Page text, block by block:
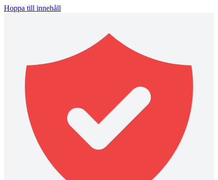
Hoppa till innehåll